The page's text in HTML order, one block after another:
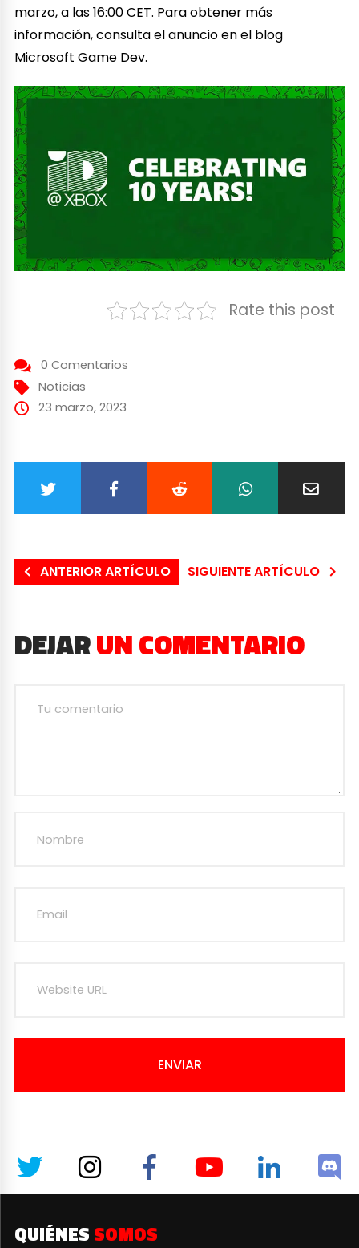
marzo, a las 16:00 CET. Para obtener más
información, consulta el anuncio en el blog
Microsoft Game Dev.
Rate this post
0 Comentarios
Noticias
23 marzo, 2023
ANTERIOR ARTÍCULO SIGUIENTE ARTÍCULO
DEJARUN COMENTARIO
ENVIAR
QUIÉNES SOMOS